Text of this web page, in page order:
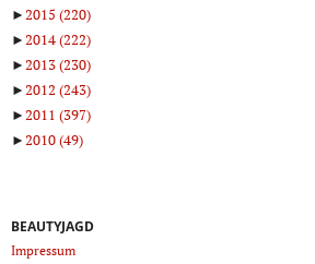
►2015 (220)
►2014(222)
►2013(230)
►2012 (243)
►2011 (397)
►2010(49)
BEAUTYJAGD
Impressum